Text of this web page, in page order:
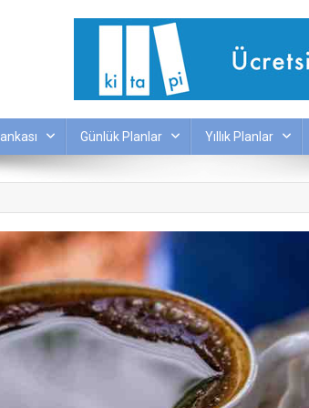
Günlük Planlar Yıllık Planlar